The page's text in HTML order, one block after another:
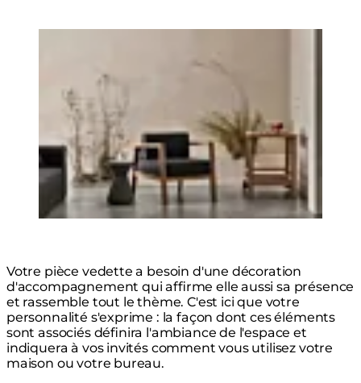
Votre pièce vedette a besoin d'une décoration
d'accompagnement qui affirme elle aussi sa présence
et rassemble tout le thème. C'est ici que votre
personnalité s'exprime : la façon dont ces éléments
sont associés définira l'ambiance de l'espace et
indiquera à vos invités comment vous utilisez votre
maison ou votre bureau.